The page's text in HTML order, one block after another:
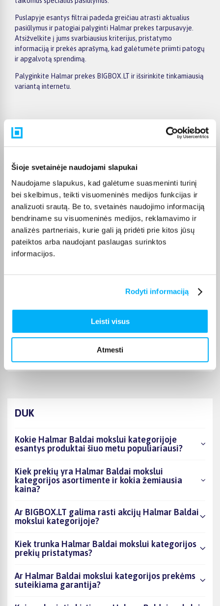
Šioje svetainėje naudojami slapukai
Naudojame slapukus, kad galėtume suasmeninti turinį
bei skelbimus, teikti visuomeninės medijos funkcijas ir
analizuoti srautą. Be to, svetainės naudojimo informaciją
bendriname su visuomeninės medijos, reklamavimo ir
analizės partneriais, kurie gali ją pridėti prie kitos jūsų
pateiktos arba naudojant paslaugas surinktos
informacijos.
Rodyti informaciją
Leisti visus
Atmesti
Puslapyje esantys filtrai padeda greičiau atrasti aktualius
pasiūlymus ir patogiai palyginti Halmar prekes tarpusavyje.
Atsižvelkite į jums svarbiausius kriterijus, pristatymo
informaciją ir prekės aprašymą, kad galėtumėte priimti patogų
ir apgalvotą sprendimą.
Palyginkite Halmar prekes BIGBOX.LT ir išsirinkite tinkamiausią
variantą internetu.
Pirkėjų atsiliepimai apie prekes
Brigita U.
Patvirtintas pirkėjas
Labai gražus ir geras stalas. Mergaitė labai patenkinta
Robertas B.
Patvirtintas pirkėjas
Puiki ir patogi kėdė
Saulius Č.
DUK
Kokie Halmar Baldai mokslui kategorijoje
esantys produktai šiuo metu populiariausi?
Kiek prekių yra Halmar Baldai mokslui
kategorijos asortimente ir kokia žemiausia
kaina?
Ar BIGBOX.LT galima rasti akcijų Halmar Baldai
mokslui kategorijoje?
Kiek trunka Halmar Baldai mokslui kategorijos
prekių pristatymas?
Ar Halmar Baldai mokslui kategorijos prekėms
suteikiama garantija?